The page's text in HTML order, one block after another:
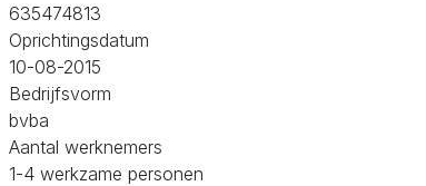
635474813
Oprichtingsdatum
10-08-2015
Bedrijfsvorm
bvba
Aantal werknemers
1-4 werkzame personen